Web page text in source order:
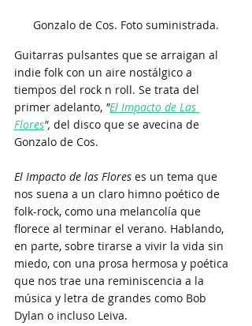
Gonzalo de Cos. Foto suministrada.
Guitarras pulsantes que se arraigan al
indie folk con un aire nostálgico a
tiempos del rock n roll. Se trata del
primer adelanto, "El Impacto de Las
Flores", del disco que se avecina de
Gonzalo de Cos.
El Impacto de las Flores es un tema que
nos suena a un claro himno poético de
folk-rock, como una melancolía que
florece al terminar el verano. Hablando,
en parte, sobre tirarse a vivir la vida sin
miedo, con una prosa hermosa y poética
que nos trae una reminiscencia a la
música y letra de grandes como Bob
Dylan o incluso Leiva.